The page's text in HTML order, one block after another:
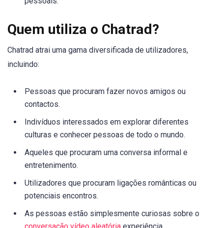
Quem utiliza o Chatrad?
Chatrad atrai uma gama diversificada de utilizadores,
incluindo:
Pessoas que procuram fazer novos amigos ou
contactos.
Indivíduos interessados em explorar diferentes
culturas e conhecer pessoas de todo o mundo.
Aqueles que procuram uma conversa informal e
entretenimento.
Utilizadores que procuram ligações românticas ou
potenciais encontros.
As pessoas estão simplesmente curiosas sobre o